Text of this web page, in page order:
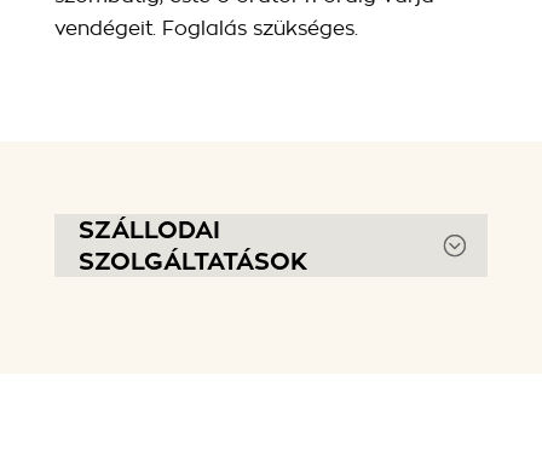
vendégeit. Foglalás szükséges.
SZÁLLODAI
SZOLGÁLTATÁSOK